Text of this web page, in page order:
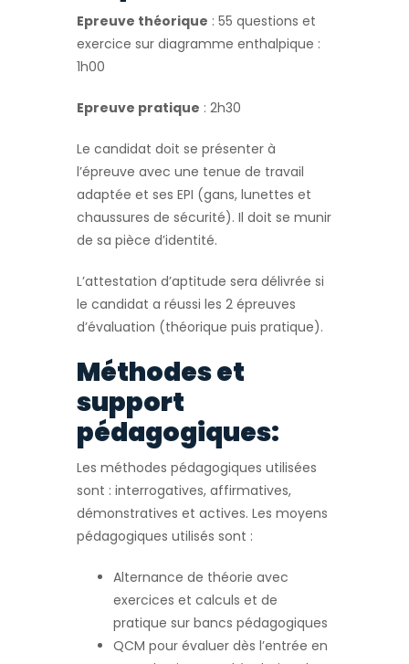
Epreuve théorique : 55 questions et
exercice sur diagramme enthalpique :
1h00
Epreuve pratique : 2h30
Le candidat doit se présenter à
l’épreuve avec une tenue de travail
adaptée et ses EPI (gans, lunettes et
chaussures de sécurité). Il doit se munir
de sa pièce d’identité.
L’attestation d’aptitude sera délivrée si
le candidat a réussi les 2 épreuves
d’évaluation (théorique puis pratique).
Méthodes et
support
pédagogiques:
Les méthodes pédagogiques utilisées
sont : interrogatives, affirmatives,
démonstratives et actives. Les moyens
pédagogiques utilisés sont :
Alternance de théorie avec
exercices et calculs et de
pratique sur bancs pédagogiques
QCM pour évaluer dès l’entrée en